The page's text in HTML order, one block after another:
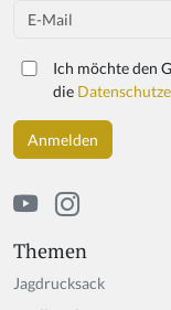
Themen
Jagdrucksack
Email
Ich möchte den
die